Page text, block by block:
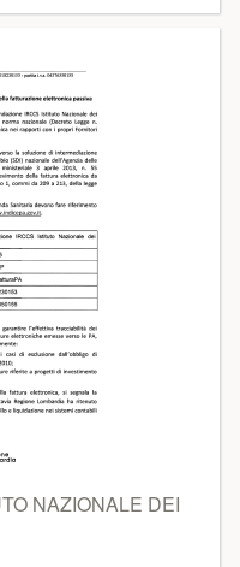
NAZIONALE DEI